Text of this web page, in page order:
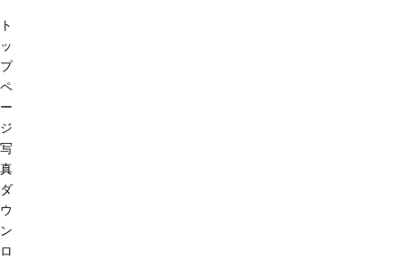
ト
ッ
プ
ペ
ー
ジ
写
真
ダ
ウ
ン
ロ